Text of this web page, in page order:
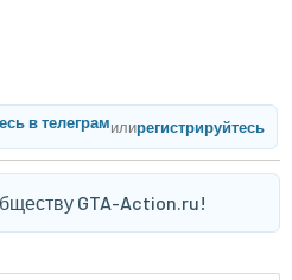
в телеграмилирегистрируйтесь
GTA-Action.ru!